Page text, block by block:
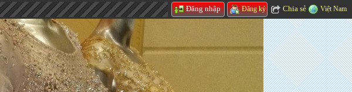
Đăng nhập Đăng ký Chia sẻ Việt Nam